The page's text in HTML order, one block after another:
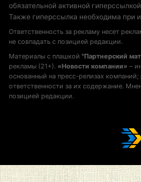
обязательной активной
Также гиперссылка необходима при
Ответственность за рекламу несет
не совпадать с позицией редакции.
Материалы с плашкой "Партнерский
рекламы (21+). «Новости компании» –
основанный на пресс-релизах компаний;
ответственности за их содержание.
позицией редакции.